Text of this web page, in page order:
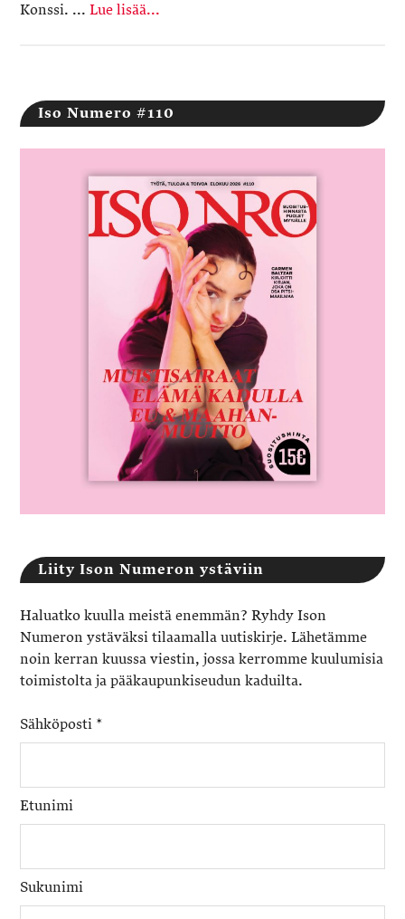
Konssi. ...Lue lisää...
Iso Numero #110
Liity Ison Numeron ystäviin
Haluatko kuulla meistä enemmän? Ryhdy Ison
Numeron ystäväksi tilaamalla uutiskirje. Lähetämme
noin kerran kuussa viestin, jossa kerromme kuulumisia
toimistolta ja pääkaupunkiseudun kaduilta.
Sähköposti *
Etunimi
Sukunimi